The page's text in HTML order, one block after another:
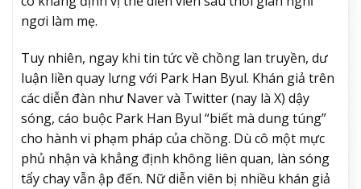
ngơi làm mẹ.
Tuy nhiên, ngay khi tin tức về chồng lan truyền, dư
luận liền quay lưng với Park Han Byul. Khán giả trên
các diễn đàn như Naver và Twitter (nay là X) dậy
sóng, cáo buộc Park Han Byul “biết mà dung túng”
cho hành vi phạm pháp của chồng. Dù cô một mực
phủ nhận và khẳng định không liên quan, làn sóng
tẩy chay vẫn ập đến. Nữ diễn viên bị nhiều khán giả